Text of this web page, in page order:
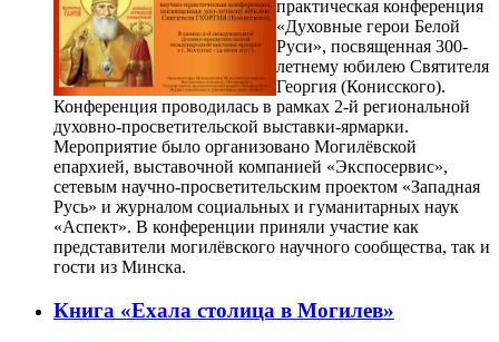
практическая конференция
«Духовные герои Белой
Руси», посвященная 300-
летнему юбилею Святителя
Георгия (Конисского).
Конференция проводилась в рамках 2-й региональной
духовно-просветительской выставки-ярмарки.
Мероприятие было организовано Могилёвской
епархией, выставочной компанией «Экспосервис»,
сетевым научно-просветительским проектом «Западная
Русь» и журналом социальных и гуманитарных наук
«Аспект». В конференции приняли участие как
представители могилёвского научного сообщества, так и
гости из Минска.
Книга «Ехала столица в Могилев»